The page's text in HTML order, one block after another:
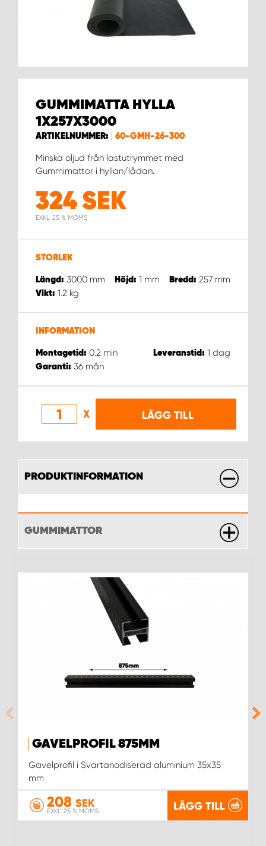
GUMMIMATTA HYLLA
1X257X3000
ARTIKELNUMMER: 60-GMH-26-300
Minska oljud från lastutrymmet med
Gummimattor i hyllan/lådan.
324SEK
EXKL. 25 % MOMS
STORLEK
Längd: 3000 mm Höjd: 1 mm Bredd: 257 mm
Vikt: 1.2 kg
INFORMATION
Montagetid: 0.2 min Leveranstid: 1 dag
Garanti: 36 mån
X LÄGG TILL
PRODUKTINFORMATION
GUMMIMATTOR
GAVELPROFIL 875MM
Gavelprofil i Svartanodiserad aluminium 35x35
mm
208 SEK
EXKL. 25 % MOMS LÄGG TILL
WORK SYSTEM HELSINGBORG
WORK SYSTEM JÖNKÖPING
WORK SYSTEM KARLSTAD
WORK SYSTEM KIRUNA
WORK SYSTEM KRISTIANSTAD
WORK SYSTEM LINKÖPING
WORK SYSTEM SKELLEFTEÅ
WORK SYSTEM SKÖVDE
WORK SYSTEM STAFFANSTORP
WORK SYSTEM STOCKHOLM NORR
WORK SYSTEM STOCKHOLM SYD
WORK SYSTEM UMEÅ